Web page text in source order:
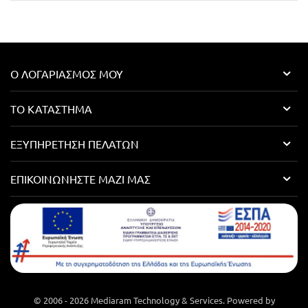
Ο ΛΟΓΑΡΙΑΣΜΌΣ ΜΟΥ
ΤΟ ΚΑΤΆΣΤΗΜΑ
ΕΞΥΠΗΡΈΤΗΣΗ ΠΕΛΑΤΏΝ
ΕΠΙΚΟΙΝΩΝΉΣΤΕ ΜΑΖΊ ΜΑΣ
© 2006 - 2026 Mediaram Technology & Services. Powered by